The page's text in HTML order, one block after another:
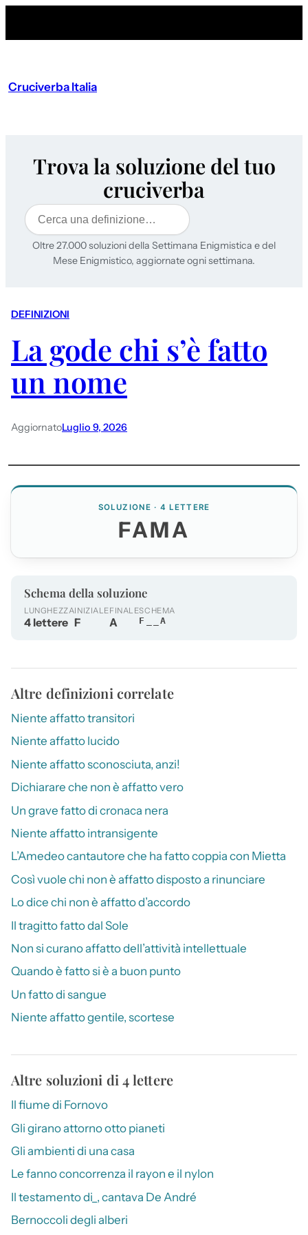
Cruciverba Italia
Trova la soluzione del tuo
cruciverba
Cerca
Oltre 27.000 soluzioni della Settimana Enigmistica e del
Mese Enigmistico, aggiornate ogni settimana.
DEFINIZIONI
La gode chi s’è fatto
un nome
AggiornatoLuglio 9, 2026
SOLUZIONE · 4 LETTERE
FAMA
Schema della soluzione
LUNGHEZZA
4 lettere
INIZIALE
F
FINALE
A
SCHEMA
F__A
Altre definizioni correlate
Niente affatto transitori
Niente affatto lucido
Niente affatto sconosciuta, anzi!
Dichiarare che non è affatto vero
Un grave fatto di cronaca nera
Niente affatto intransigente
L’Amedeo cantautore che ha fatto coppia con Mietta
Così vuole chi non è affatto disposto a rinunciare
Lo dice chi non è affatto d’accordo
Il tragitto fatto dal Sole
Non si curano affatto dell’attività intellettuale
Quando è fatto si è a buon punto
Un fatto di sangue
Niente affatto gentile, scortese
Altre soluzioni di 4 lettere
Il fiume di Fornovo
Gli girano attorno otto pianeti
Gli ambienti di una casa
Le fanno concorrenza il rayon e il nylon
Il testamento di_, cantava De André
Bernoccoli degli alberi